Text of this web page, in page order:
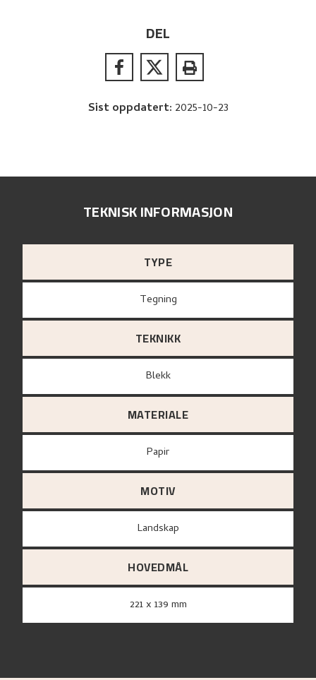
DEL
Sist oppdatert: 2025-10-23
TEKNISK INFORMASJON
TYPE
Tegning
TEKNIKK
Blekk
MATERIALE
papir
MOTIV
Landskap
HOVEDMÅL
221 x 139 mm